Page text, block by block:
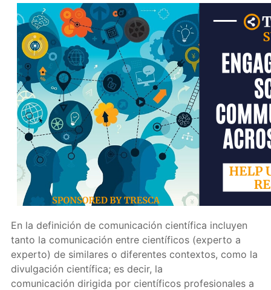
En la definición de comunicación científica incluyen
tanto la comunicación entre científicos (experto a
experto) de similares o diferentes contextos, como la
divulgación científica; es decir, la
comunicación dirigida por científicos profesionales a